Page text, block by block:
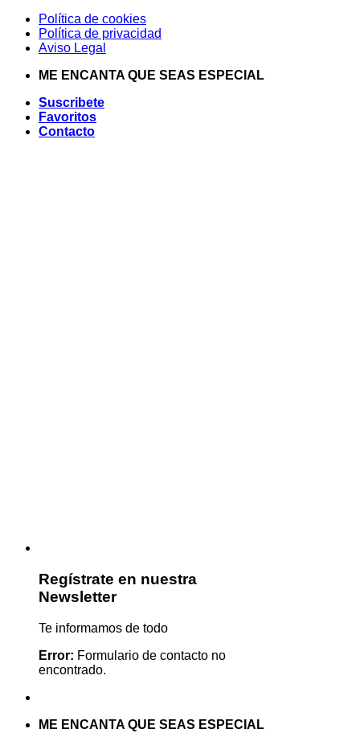
Política de cookies
Política de privacidad
Aviso Legal
Saltar
contenido
ME ENCANTA QUE SEAS ESPECIAL
Suscribete
Favoritos
Contacto
Regístrate en nuestra
Newsletter
Te informamos de todo
Error: Formulario de contacto no
encontrado.
ME ENCANTA QUE SEAS ESPECIAL